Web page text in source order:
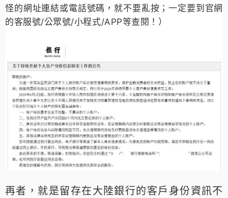
怪的網址連結或電話號碼，就不要亂按；一定要到官網
的客服號/公眾號/小程式/APP等查閱！）
再者，就是留存在大陸銀行的客戶身份資訊不